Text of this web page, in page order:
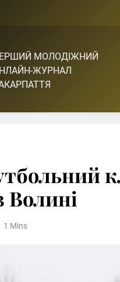
– ЦЕ
МОЛОДІЖНИЙ
ЖУРНАЛ
Волині
1 Mins